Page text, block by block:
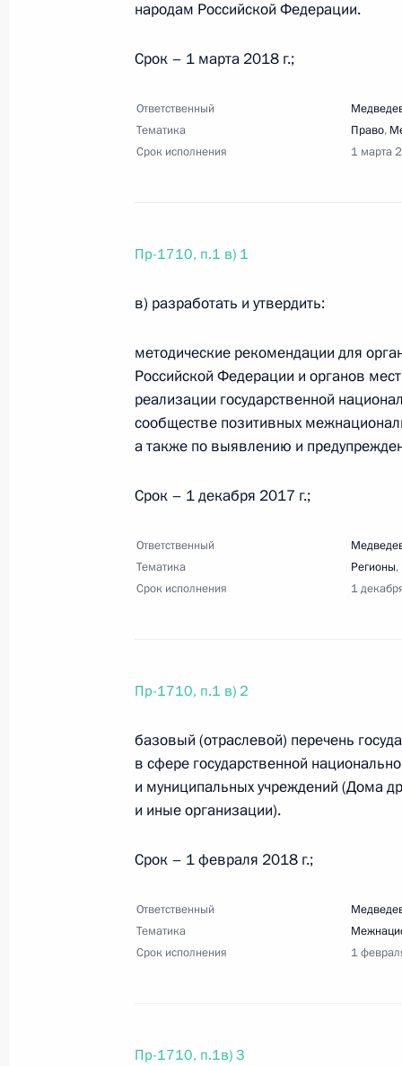
7 сентября 2017 года, четверг
самоуправления
7 сентября 2017 года, 19:50 11 поручений
7 сентября 2017 года, 19:40
Перечень поручений по итогам
Севастополя и Крыма и форума
7 сентября 2017 года, 19:30 11 поручений
отношениям
28 августа 2017 года, 20:00 12 поручений
Перечень поручений по итогам
23 августа 2017 года, 18:00 19 поручений
Перечень поручений по итогам
18 августа 2017 года, 23:00 10 поручений
Перечень поручений о мерах по
народам Российской Федерации.
Срок – 1 марта 2018 г.;
Ответственный
Тематика
Право,
Срок исполнения
1 марта
Пр-1710, п.1 в) 1
в) разработать и утвердить:
методические рекомендации для
Российской Федерации и органов
реализации государственной
сообществе позитивных
а также по выявлению и
Срок – 1 декабря 2017 г.;
Ответственный
Тематика
Регионы,
Срок исполнения
1
Пр-1710, п.1 в) 2
базовый (отраслевой) перечень
в сфере государственной
и муниципальных учреждений (Дома
и иные организации).
Срок – 1 февраля 2018 г.;
Ответственный
Тематика
Срок исполнения
1
Пр-1710, п.1в) 3